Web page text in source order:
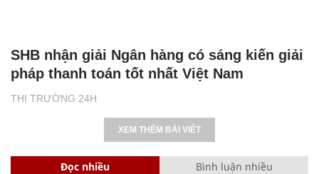
THỊ TRƯỜNG 24H
SHB nhận giải Ngân hàng có sáng kiến giải
pháp thanh toán tốt nhất Việt Nam
XEM THÊM BÀI VIẾT
Đọc nhiều Bình luận nhiều